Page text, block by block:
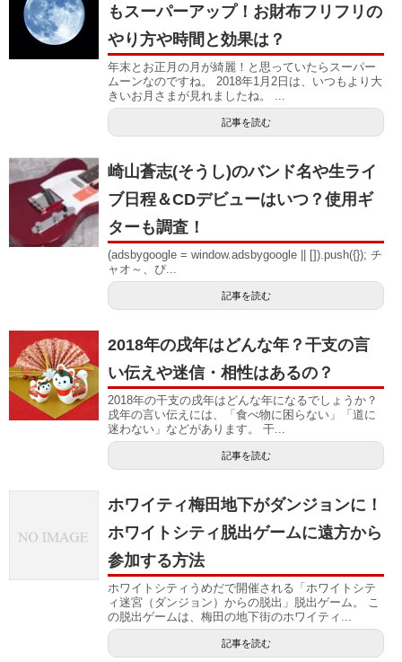
もスーパーアップ！お財布フリフリの
やり方や時間と効果は？
年末とお正月の月が綺麗！と思っていたらスーパー
ムーンなのですね。 2018年1月2日は、いつもより大
きいお月さまが見れましたね。 ...
記事を読む
崎山蒼志(そうし)のバンド名や生ライ
ブ日程＆CDデビューはいつ？使用ギ
ターも調査！
(adsbygoogle = window.adsbygoogle || []).push({}); チ
ャオ～、ぴ...
記事を読む
2018年の戌年はどんな年？干支の言
い伝えや迷信・相性はあるの？
2018年の干支の戌年はどんな年になるでしょうか？
戌年の言い伝えには、「食べ物に困らない」「道に
迷わない」などがあります。 干...
記事を読む
ホワイティ梅田地下がダンジョンに！
ホワイトシティ脱出ゲームに遠方から
参加する方法
ホワイトシティうめだで開催される「ホワイトシテ
ィ迷宮（ダンジョン）からの脱出」脱出ゲーム。 こ
の脱出ゲームは、梅田の地下街のホワイティ...
記事を読む